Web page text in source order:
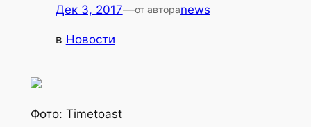
Дек 3, 2017—от автораnews
в Новости
Фото: Timetoast